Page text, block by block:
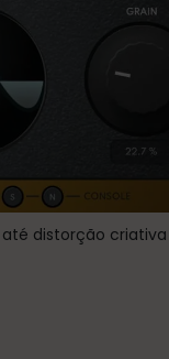
distorção criativa